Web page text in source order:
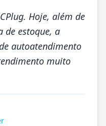
Hoje, além de
de estoque, a
autoatendimento
muito